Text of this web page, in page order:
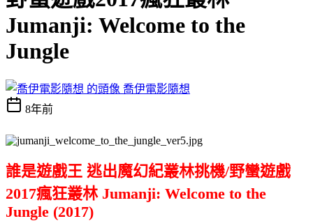
Jumanji: Welcome to the
Jungle
喬伊電影隨想
8年前
誰是遊戲王 逃出魔幻紀叢林挑機/野蠻遊戲
2017瘋狂叢林 Jumanji: Welcome to the
Jungle (2017)